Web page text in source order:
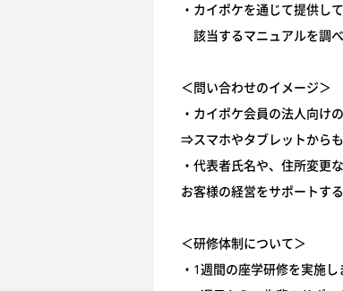
・カイポケを通じて提供し
該当するマニュアルを調
＜問い合わせのイメージ＞
・カイポケ会員の法人向け
⇒スマホやタブレットから
・代表者氏名や、住所変更
お客様の経営をサポートす
＜研修体制について＞
・1週間の座学研修を実施し